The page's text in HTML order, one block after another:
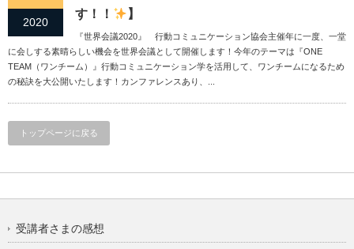
2020
す！！
】
『世界会議2020』 行動コミュニケーション協会主催年に一度、一堂
に会しする素晴らしい機会を世界会議として開催します！今年のテーマは『ONE
TEAM（ワンチーム）』行動コミュニケーション学を活用して、ワンチームになるため
の秘訣を大公開いたします！カンファレンスあり、...
トップページに戻る
受講者さまの感想